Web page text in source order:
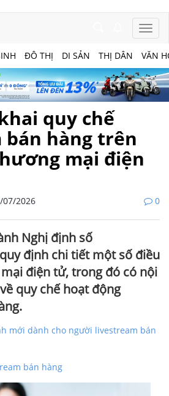
ĐÔ THỊ DI SẢN THỊ DÂN VĂN
quy chế
hàng trên
mại điện
2026 0
Nghị định số
định chi tiết một số điều
điện tử, trong đó có nội
quy chế hoạt động
mới dành cho người livestream bán
bán hàng